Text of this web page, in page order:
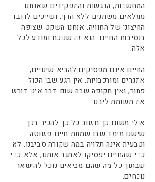
המחשבות, הרגשות והתפקידים שאנחנו
ממלאים משתנים ללא הרף, ושייכים לרובד
החיצוני של החוויה. אנחנו השקט שצופה
בנסיבות החיים. הוא זה שנוכח ומודע לכל
אלה.
החיים אינם מפסיקים להביא שינויים,
אתגרים ומורכבויות. אין רגע שבו הכול
פתור, ואין תקופה שבה שום דבר אינו דורש
את תשומת ליבנו.
אולי משום כך חשוב כל כך להכיר בכך
שישנו מימד שבו שמחת חיים פשוטה
וטבעית אינה תלויה במה שקורה סביבנו. לא
כדי שהחיים יפסיקו לאתגר אותנו, אלא כדי
שבתוך כל מה שהם מביאים נוכל להישאר
נוכחים.